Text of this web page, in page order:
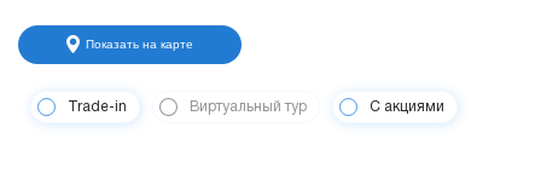
Показать на карте
Trade-in Виртуальный тур С акциями